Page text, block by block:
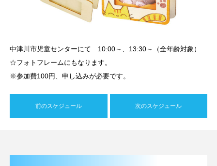
中津川市児童センターにて 10:00～、13:30～（全年齢対象）
☆フォトフレームにもなります。
※参加費100円、申し込みが必要です。
前のスケジュール 次のスケジュール